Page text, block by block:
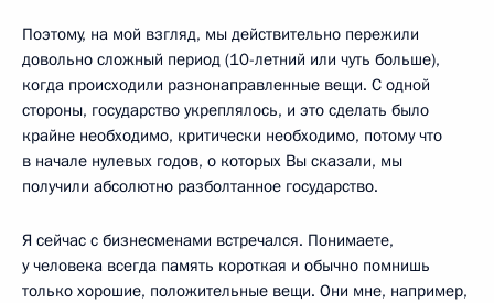
Поэтому, на мой взгляд, мы действительно пережили
довольно сложный период (10-летний или чуть больше),
когда происходили разнонаправленные вещи. С одной
стороны, государство укреплялось, и это сделать было
крайне необходимо, критически необходимо, потому что
в начале нулевых годов, о которых Вы сказали, мы
получили абсолютно разболтанное государство.
Я сейчас с бизнесменами встречался. Понимаете,
у человека всегда память короткая и обычно помнишь
только хорошие, положительные вещи. Они мне, например,